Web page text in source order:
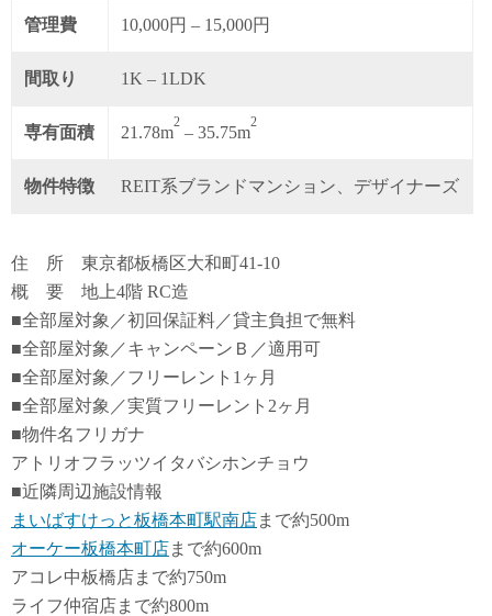
管理費 10,000円 – 15,000円
間取り 1K – 1LDK
専有面積 21.78m
2
– 35.75m
2
物件特徴 REIT系ブランドマンション、デザイナーズ
住 所 東京都板橋区大和町41-10
概 要 地上4階 RC造
■全部屋対象／初回保証料／貸主負担で無料
■全部屋対象／キャンペーンＢ／適用可
■全部屋対象／フリーレント1ヶ月
■全部屋対象／実質フリーレント2ヶ月
■物件名フリガナ
アトリオフラッツイタバシホンチョウ
■近隣周辺施設情報
まいばすけっと板橋本町駅南店まで約500m
オーケー板橋本町店まで約600m
アコレ中板橋店まで約750m
ライフ仲宿店まで約800m